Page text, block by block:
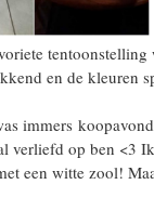
tentoonstelling
en de kleuren
immers
verliefd op ben <3
een witte zool!